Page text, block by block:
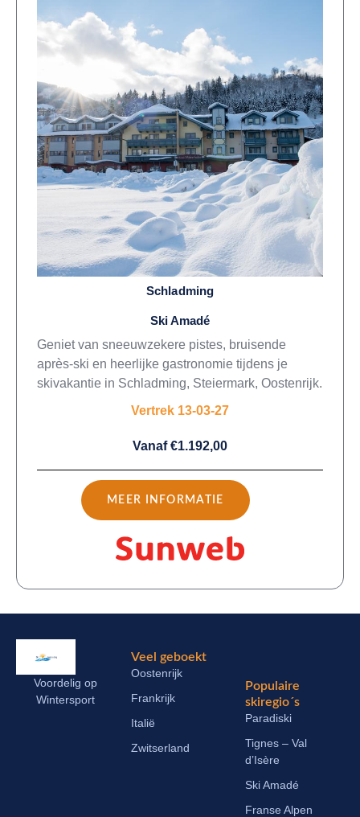
Schladming
Ski Amadé
Geniet van sneeuwzekere pistes, bruisende
après-ski en heerlijke gastronomie tijdens je
skivakantie in Schladming, Steiermark, Oostenrijk.
Vertrek 13-03-27
Vanaf €1.192,00
MEER INFORMATIE
Voordelig op
Wintersport
Veel geboekt
Oostenrijk
Frankrijk
Italië
Zwitserland
Populaire
skiregio´s
Paradiski
Tignes – Val
d’Isère
Ski Amadé
Franse Alpen